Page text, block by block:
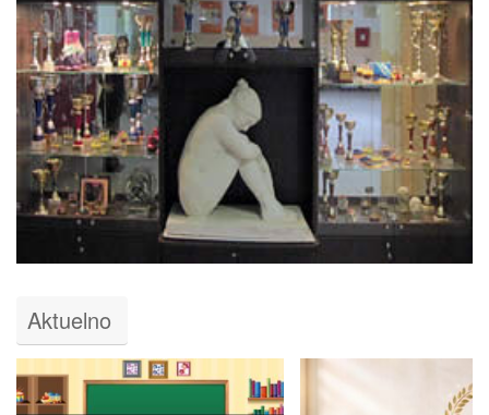
Aktuelno